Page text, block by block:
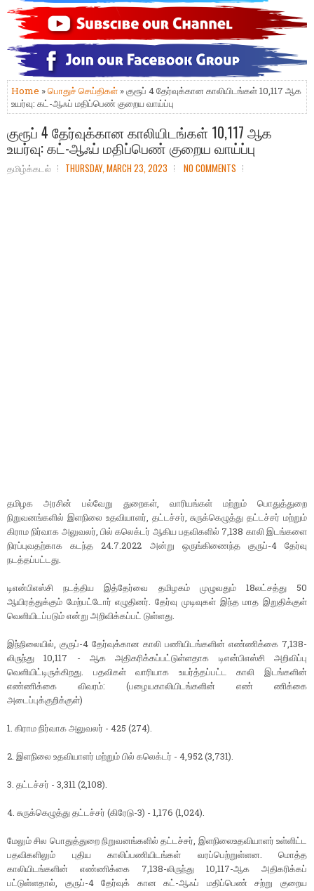
Home »பொதுச் செய்திகள் » குரூப் 4 தேர்வுக்கான காலியிடங்கள் 10,117 ஆக
உயர்வு: கட்-ஆஃப் மதிப்பெண் குறைய வாய்ப்பு
குரூப் 4 தேர்வுக்கான காலியிடங்கள் 10,117 ஆக
உயர்வு: கட்-ஆஃப் மதிப்பெண் குறைய வாய்ப்பு
தமிழ்க்கடல் THURSDAY, MARCH 23, 2023 NO COMMENTS
தமிழக அரசின் பல்வேறு துறைகள், வாரியங்கள் மற்றும் பொதுத்துறை
நிறுவனங்களில் இளநிலை உதவியாளர், தட்டச்சர், சுருக்கெழுத்து தட்டச்சர் மற்றும்
கிராம நிர்வாக அலுவலர், பில் கலெக்டர் ஆகிய பதவிகளில் 7,138 காலி இடங்களை
நிரப்புவதற்காக கடந்த 24.7.2022 அன்று ஒருங்கிணைந்த குருப்-4 தேர்வு
நடத்தப்பட்டது.
டிஎன்பிஎஸ்சி நடத்திய இத்தேர்வை தமிழகம் முழுவதும் 18லட்சத்து 50
ஆயிரத்துக்கும் மேற்பட்டோர் எழுதினர். தேர்வு முடிவுகள் இந்த மாத இறுதிக்குள்
வெளியிடப்படும் என்று அறிவிக்கப்பட் டுள்ளது.
இந்நிலையில், குருப்-4 தேர்வுக்கான காலி பணியிடங்களின் எண்ணிக்கை 7,138-
லிருந்து 10,117 - ஆக அதிகரிக்கப்பட்டுள்ளதாக டிஎன்பிஎஸ்சி அறிவிப்பு
வெளியிட்டிருக்கிறது. பதவிகள் வாரியாக உயர்த்தப்பட்ட காலி இடங்களின்
எண்ணிக்கை விவரம்: (பழையகாலியிடங்களின் எண் ணிக்கை
அடைப்புக்குறிக்குள்)
1. கிராம நிர்வாக அலுவலர் - 425 (274).
2. இளநிலை உதவியாளர் மற்றும் பில் கலெக்டர் - 4,952 (3,731).
3. தட்டச்சர் - 3,311 (2,108).
4. சுருக்கெழுத்து தட்டச்சர் (கிரேடு-3) - 1,176 (1,024).
மேலும் சில பொதுத்துறை நிறுவனங்களில் தட்டச்சர், இளநிலைஉதவியாளர் உள்ளிட்ட
பதவிகளிலும் புதிய காலிப்பணியிடங்கள் வரப்பெற்றுள்ளன. மொத்த
காலியிடங்களின் எண்ணிக்கை 7,138-லிருந்து 10,117-ஆக அதிகரிக்கப்
பட்டுள்ளதால், குருப்-4 தேர்வுக் கான கட்-ஆஃப் மதிப்பெண் சற்று குறைய